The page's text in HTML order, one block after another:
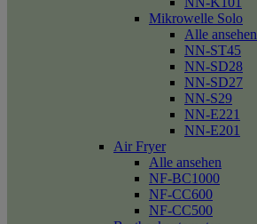
Mikrowelle Solo
Alle ansehen
NN-ST45
NN-SD28
NN-SD27
NN-S29
NN-E221
NN-E201
Air Fryer
Alle ansehen
NF-BC1000
NF-CC600
NF-CC500